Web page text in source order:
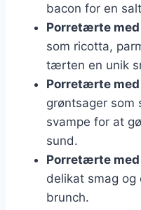
bacon for en
Porretærte
som ricotta,
tærten en unik
Porretærte
grøntsager som
svampe for at
sund.
Porretærte med
delikat smag
brunch.